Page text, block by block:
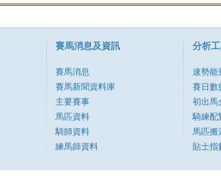
賽馬消息及資訊
賽馬消息
賽馬新聞資料庫
主要賽事
馬匹資料
騎師資料
練馬師資料
分析
速勢能
賽日數
初出馬
騎練配
馬匹搬
貼士指